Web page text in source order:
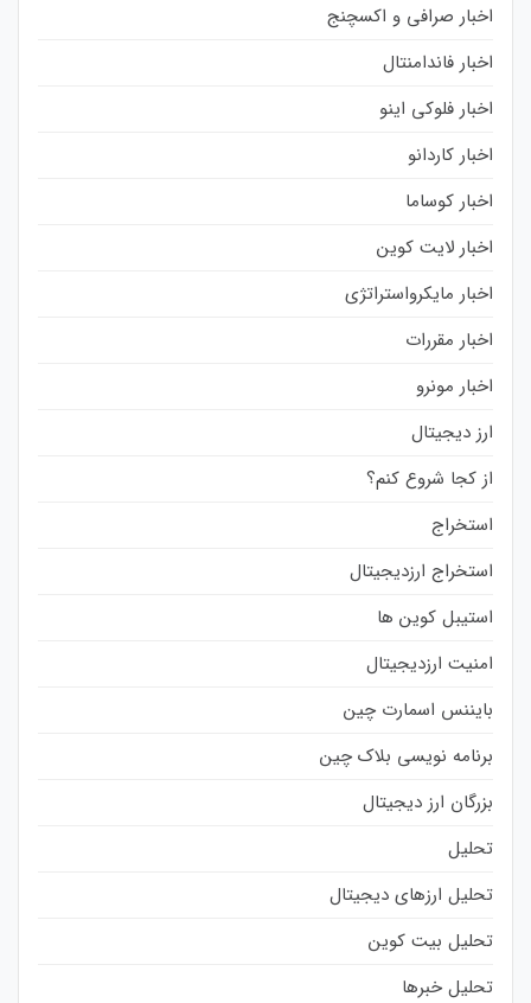
اخبار صرافی و اکسچنج
اخبار فاندامنتال
اخبار فلوکی اینو
اخبار کاردانو
اخبار کوساما
اخبار لایت کوین
اخبار مایکرواستراتژی
اخبار مقررات
اخبار مونرو
ارز دیجیتال
از کجا شروع کنم؟
استخراج
استخراج ارزدیجیتال
استیبل کوین ها
امنیت ارزدیجیتال
بایننس اسمارت چین
برنامه نویسی بلاک چین
بزرگان ارز دیجیتال
تحلیل
تحلیل ارزهای دیجیتال
تحلیل بیت کوین
تحلیل خبرها